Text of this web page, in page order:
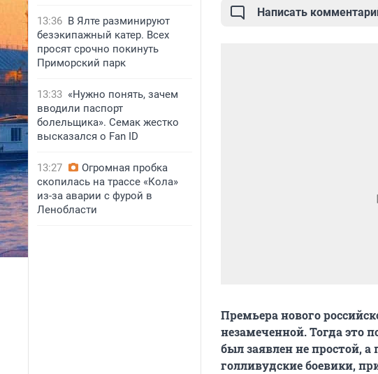
13:36 В Ялте разминируют
безэкипажный катер. Всех
просят срочно покинуть
Приморский парк
13:33 «Нужно понять, зачем
вводили паспорт
болельщика». Семак жестко
высказался о Fan ID
13:27
Огромная пробка
скопилась на трассе «Кола»
из-за аварии с фурой в
Ленобласти
Написать
Премьера нового
незамеченной. Тогда это
был заявлен не простой,
голливудские боевики,